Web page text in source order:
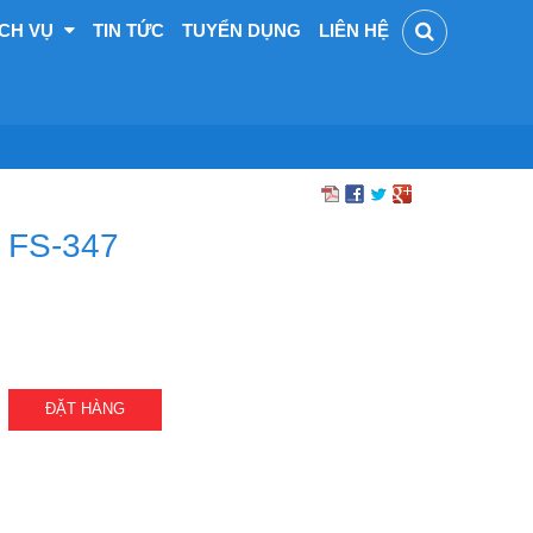
VỤ TIN TỨC TUYỂN DỤNG LIÊN HỆ
FS-347
ĐẶT HÀNG